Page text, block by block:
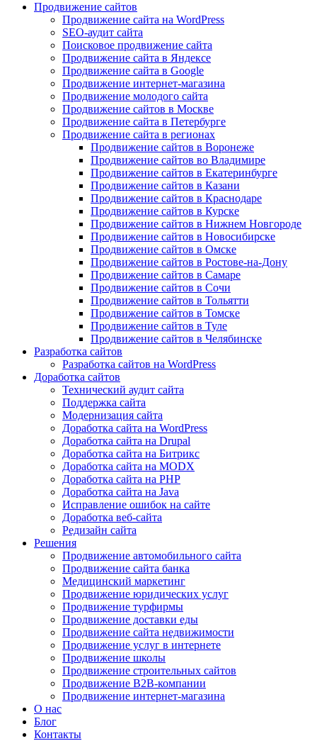
Продвижение сайтов
Продвижение сайта на WordPress
SEO-аудит сайта
Поисковое продвижение сайта
Продвижение сайта в Яндексе
Продвижение сайта в Google
Продвижение интернет-магазина
Продвижение молодого сайта
Продвижение сайтов в Москве
Продвижение сайта в Петербурге
Продвижение сайта в регионах
Продвижение сайтов в Воронеже
Продвижение сайтов во Владимире
Продвижение сайтов в Екатеринбурге
Продвижение сайтов в Казани
Продвижение сайтов в Краснодаре
Продвижение сайтов в Курске
Продвижение сайтов в Нижнем Новгороде
Продвижение сайтов в Новосибирске
Продвижение сайтов в Омске
Продвижение сайтов в Ростове-на-Дону
Продвижение сайтов в Самаре
Продвижение сайтов в Сочи
Продвижение сайтов в Тольятти
Продвижение сайтов в Томске
Продвижение сайтов в Туле
Продвижение сайтов в Челябинске
Разработка сайтов
Разработка сайтов на WordPress
Доработка сайтов
Технический аудит сайта
Поддержка сайта
Модернизация сайта
Доработка сайта на WordPress
Доработка сайта на Drupal
Доработка сайта на Битрикс
Доработка сайта на MODX
Доработка сайта на PHP
Доработка сайта на Java
Исправление ошибок на сайте
Доработка веб-сайта
Редизайн сайта
Решения
Продвижение автомобильного сайта
Продвижение сайта банка
Медицинский маркетинг
Продвижение юридических услуг
Продвижение турфирмы
Продвижение доставки еды
Продвижение сайта недвижимости
Продвижение услуг в интернете
Продвижение школы
Продвижение строительных сайтов
Продвижение B2B-компании
Продвижение интернет-магазина
О нас
Блог
Контакты